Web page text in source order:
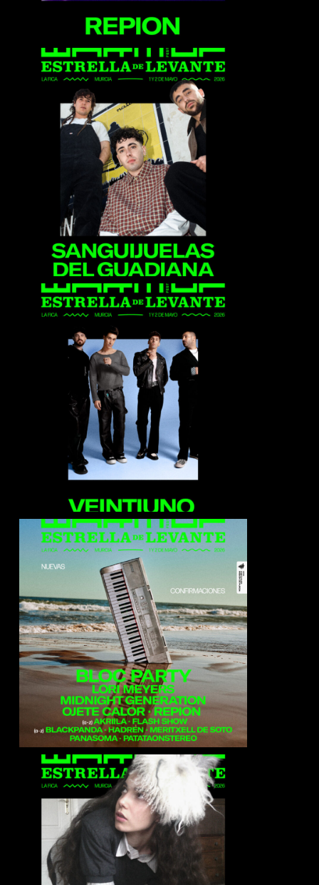
Sanguijuelas del
Guadiana
Veintiuno
Akrila
Amore